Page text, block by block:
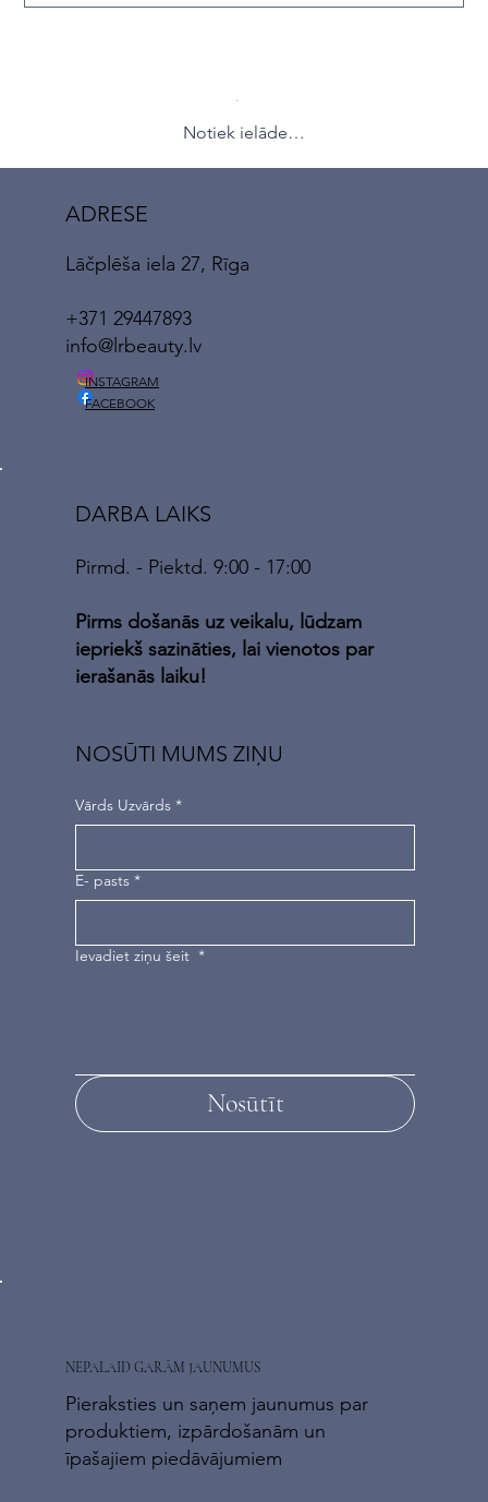
Notiek ielāde…
ADRESE
Lāčplēša iela 27, Rīga
+371 29447893
info@lrbeauty.lv
INSTAGRAM
FACEBOOK
DARBA LAIKS
Pirmd. - Piektd. 9:00 - 17:00
Pirms došanās uz veikalu, lūdzam
iepriekš sazināties, lai vienotos par
ierašanās laiku!
NOSŪTI MUMS ZIŅU
Vārds Uzvārds *
E- pasts *
Ievadiet ziņu šeit *
Nosūtīt
NEPALAID GARĀM JAUNUMUS
Pieraksties un saņem jaunumus par
produktiem, izpārdošanām un
īpašajiem piedāvājumiem